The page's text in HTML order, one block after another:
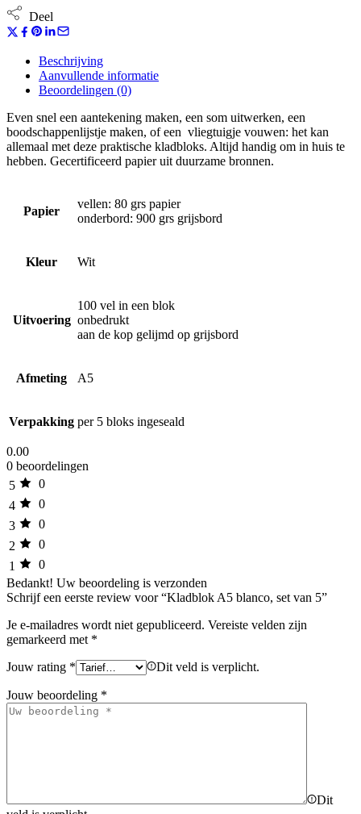
Deel
Beschrijving
Aanvullende informatie
Beoordelingen (0)
Even snel een aantekening maken, een som uitwerken, een
boodschappenlijstje maken, of een vliegtuigje vouwen: het kan
allemaal met deze praktische kladbloks. Altijd handig om in huis te
hebben. Gecertificeerd papier uit duurzame bronnen.
Papier
vellen: 80 grs papier
onderbord: 900 grs grijsbord
Kleur Wit
Uitvoering
100 vel in een blok
onbedrukt
aan de kop gelijmd op grijsbord
Afmeting A5
Verpakking per 5 bloks ingeseald
0.00
0 beoordelingen
5
0
4
0
3
0
2
0
1
0
Bedankt! Uw beoordeling is verzonden
Schrijf een eerste review voor “Kladblok A5 blanco, set van 5”
Je e-mailadres wordt niet gepubliceerd. Vereiste velden zijn
gemarkeerd met *
Jouw rating * Dit veld is verplicht.
Jouw beoordeling *
Dit